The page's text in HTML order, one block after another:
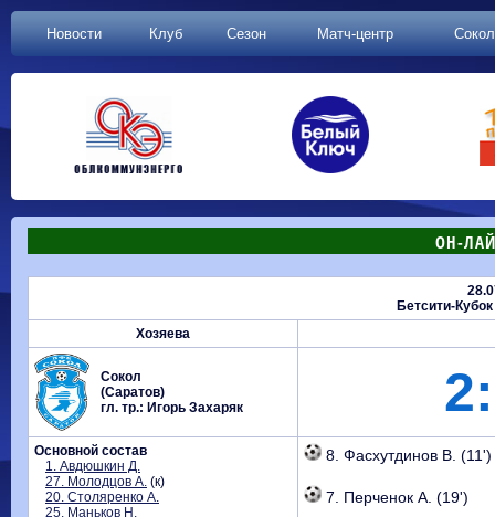
Новости Клуб Сезон Матч-центр
ОН-
Бетсити-
Хозяева
Сокол
(Саратов)
гл. тр.: Игорь Захаряк
Основной состав
1. Авдюшкин Д.
27. Молодцов А. (к)
20. Столяренко А.
25. Маньков Н.
8. Фасхутдинов В. (11')
7. Перченок А. (19')